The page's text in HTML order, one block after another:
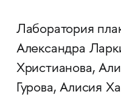
Лаборатория
Александра
Христианова,
Гурова, Алисия